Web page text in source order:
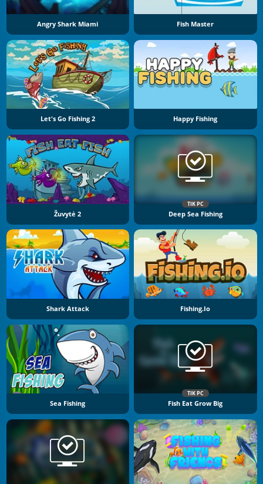
Angry Shark Miami Fish Master
Let's Go Fishing 2 Happy Fishing
Žuvytė 2
TIK PC
Deep Sea Fishing
Shark Attack Fishing.io
Sea Fishing
TIK PC
Fish Eat Grow Big